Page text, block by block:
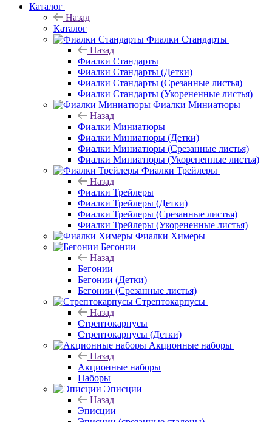
Каталог
Назад
Каталог
Фиалки Стандарты
Назад
Фиалки Стандарты
Фиалки Стандарты (Детки)
Фиалки Стандарты (Срезанные листья)
Фиалки Стандарты (Укорененные листья)
Фиалки Миниатюры
Назад
Фиалки Миниатюры
Фиалки Миниатюры (Детки)
Фиалки Миниатюры (Срезанные листья)
Фиалки Миниатюры (Укорененные листья)
Фиалки Трейлеры
Назад
Фиалки Трейлеры
Фиалки Трейлеры (Детки)
Фиалки Трейлеры (Срезанные листья)
Фиалки Трейлеры (Укорененные листья)
Фиалки Химеры
Бегонии
Назад
Бегонии
Бегонии (Детки)
Бегонии (Срезанные листья)
Стрептокарпусы
Назад
Стрептокарпусы
Стрептокарпусы (Детки)
Акционные наборы
Назад
Акционные наборы
Наборы
Эписции
Назад
Эписции